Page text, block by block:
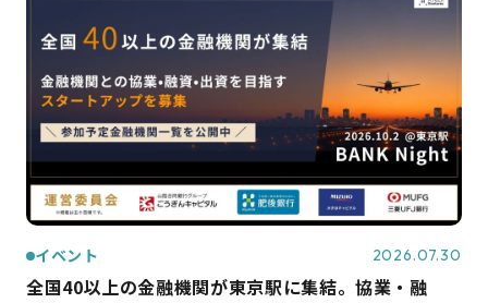
イベント 2026.07.30
全国40以上の金融機関が東京駅に集結。協業・融